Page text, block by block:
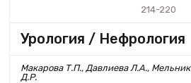
214-220
Урология / Нефрология
Макарова Т.П., Давлиева Л.А.,
Д.Р.